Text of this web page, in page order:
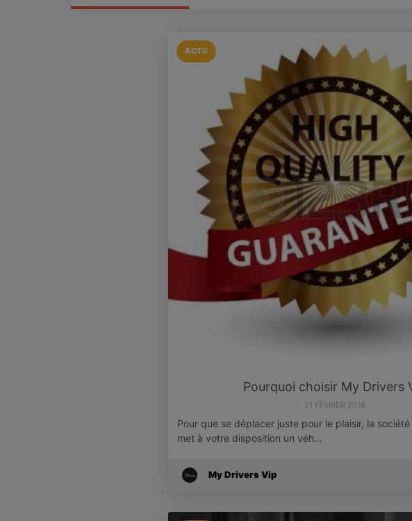
ACTU
Pourquoi choisir My Drivers
21 FÉVRIER 2018
Pour que se déplacer juste pour le plaisir, la
met à votre disposition un véh…
My Drivers Vip